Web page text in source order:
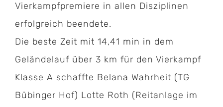
Vierkampfpremiere in allen Disziplinen
erfolgreich beendete.
Die beste Zeit mit 14,41 min in dem
Geländelauf über 3 km für den Vierkampf
Klasse A schaffte Belana Wahrheit (TG
Bübinger Hof) Lotte Roth (Reitanlage im